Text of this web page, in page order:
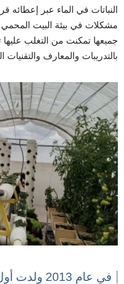
النباتات في الماء عبر إعطائه
مشكلات في بيئة البيت المحمي
جميعها تمكنت من التغلب عليها
بالتدريبات والمعارف والتقنيات
في عام 2013